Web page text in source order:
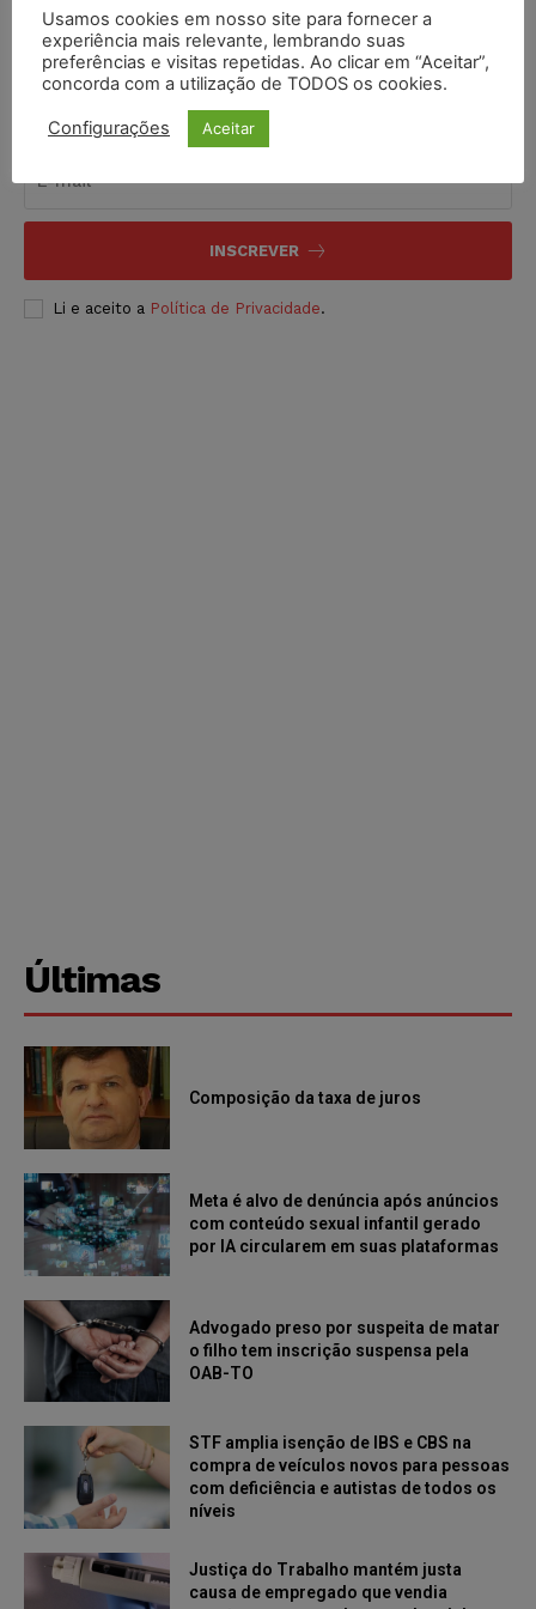
Inscreva-se
INSCREVER
Li e aceito a Política de Privacidade.
Últimas
Composição da taxa de juros
Meta é alvo de denúncia após anúncios
com conteúdo sexual infantil gerado
por IA circularem em suas plataformas
Advogado preso por suspeita de matar
o filho tem inscrição suspensa pela
OAB-TO
STF amplia isenção de IBS e CBS na
compra de veículos novos para pessoas
com deficiência e autistas de todos os
níveis
Justiça do Trabalho mantém justa
causa de empregado que vendia
Usamos cookies em nosso site para fornecer a
experiência mais relevante, lembrando suas
preferências e visitas repetidas. Ao clicar em “Aceitar”,
concorda com a utilização de TODOS os cookies.
Configurações Aceitar